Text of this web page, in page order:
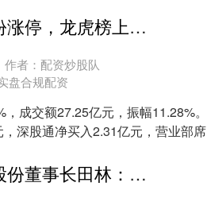
股票配资平台利息 江海股份涨停，龙虎榜上机构买入2.98亿元，卖出3.36亿元
作者：配资炒股队
盘合规配资
成交额27.25亿元，振幅11.28%
深股通净买入2.31亿元，营业部
股票配资门户有哪些 新能股份董事长田林：锚定千万千瓦装机目标 打造综合能源龙头企业